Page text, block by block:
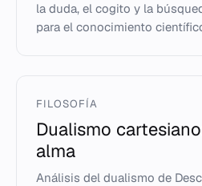
la duda, el cogito y la
para el conocimiento
FILOSOFÍA
Dualismo
alma
Análisis del dualismo de